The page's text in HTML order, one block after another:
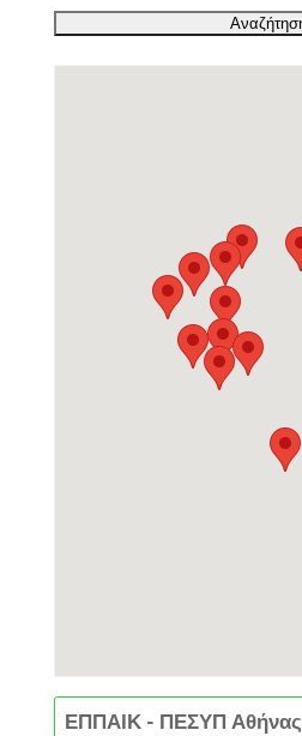
ΕΠΠΑΙΚ - ΠΕΣΥΠ Αθήνας